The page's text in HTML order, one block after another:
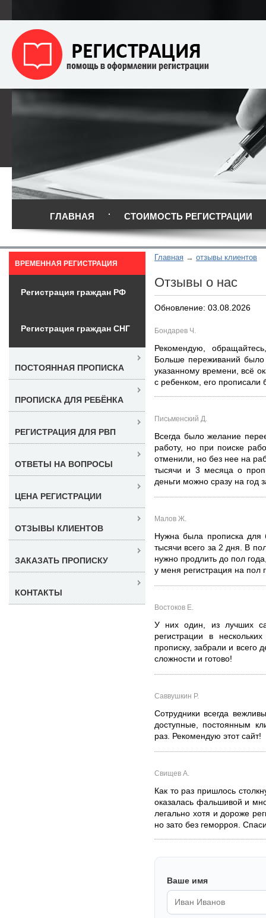
ГЛАВНАЯ СТОИМОСТЬ РЕГИСТРАЦИИ
Главная отзывы клиентов
Отзывы о нас
Обновление: 03.08.2026
Бондарев Ч.
Рекомендую,
Больше переживаний
указанному времени, всё
с ребенком, его прописали
Письменский Д.
Всегда было желание
работу, но при поиске
отменили, но без нее на
тысячи и 3 месяца о
деньги можно сразу на год
Малов Ж.
Нужна была прописка
тысячи всего за 2 дня. В
нужно продлить до пол
у меня регистрация на пол
Востоков Е.
У них один, из лучших
регистрации в
прописку, забрали и всего
сложности и готово!
Саввушкин Р.
Сотрудники всегда
доступные, постоянным
раз. Рекомендую этот сайт!
Свищев А.
Как то раз пришлось
оказалась фальшивой и
легально хотя и дороже
но зато без геморроя.
Ваше имя
ВРЕМЕННАЯ РЕГИСТРАЦИЯ
Регистрация граждан РФ
Регистрация граждан СНГ
ПОСТОЯННАЯ ПРОПИСКА
ПРОПИСКА ДЛЯ РЕБЁНКА
РЕГИСТРАЦИЯ ДЛЯ РВП
ОТВЕТЫ НА ВОПРОСЫ
ЦЕНА РЕГИСТРАЦИИ
ОТЗЫВЫ КЛИЕНТОВ
ЗАКАЗАТЬ ПРОПИСКУ
КОНТАКТЫ